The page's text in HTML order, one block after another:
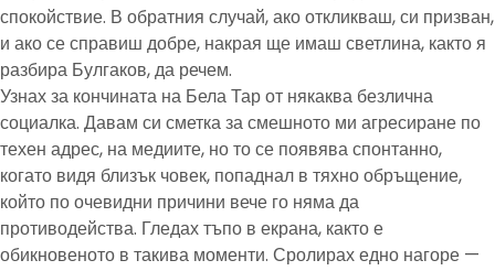
спокойствие. В обратния случай, ако откликваш, си призван,
и ако се справиш добре, накрая ще имаш светлина, както я
разбира Булгаков, да речем.
Узнах за кончината на Бела Тар от някаква безлична
социалка. Давам си сметка за смешното ми агресиране по
техен адрес, на медиите, но то се появява спонтанно,
когато видя близък човек, попаднал в тяхно обръщение,
който по очевидни причини вече го няма да
противодейства. Гледах тъпо в екрана, както е
обикновеното в такива моменти. Сролирах едно нагоре —